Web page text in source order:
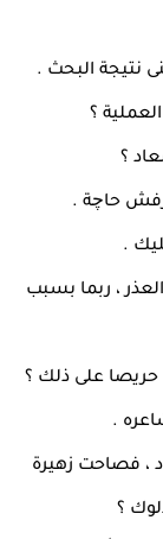
نتيجة البحث .
؟
؟
حاچة .
.
، ربما بسبب
حريصا على ذلك ؟
.
، فصاحت زهيرة
؟